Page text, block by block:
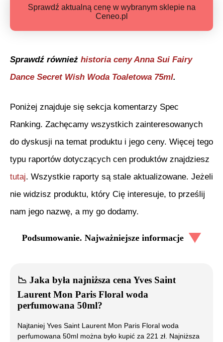
Sprawdź aktualną cenę w wybranym sklepie na
Ceneo.pl
Sprawdź również historia cenyAnna Sui Fairy
Dance Secret Wish Woda Toaletowa 75ml.
Poniżej znajduje się sekcja komentarzy Spec
Ranking. Zachęcamy wszystkich zainteresowanych
do dyskusji na temat produktu i jego ceny. Więcej tego
typu raportów dotyczących cen produktów znajdziesz
tutaj. Wszystkie raporty są stale aktualizowane. Jeżeli
nie widzisz produktu, który Cię interesuje, to prześlij
nam jego nazwę, a my go dodamy.
Podsumowanie. Najważniejsze informacje
📉 Jaka była najniższa cenaYves Saint
Laurent Mon Paris Floral woda
perfumowana 50ml?
Najtaniej Yves Saint Laurent Mon Paris Floral woda
perfumowana 50ml można było kupić za 221 zł. Najniższa